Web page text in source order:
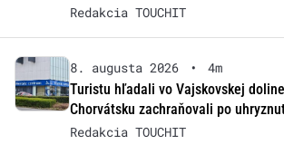
Redakcia TOUCHIT
8. augusta 2026 •
4m
Turistu hľadali vo Vajskovskej
Chorvátsku zachraňovali po
Redakcia TOUCHIT